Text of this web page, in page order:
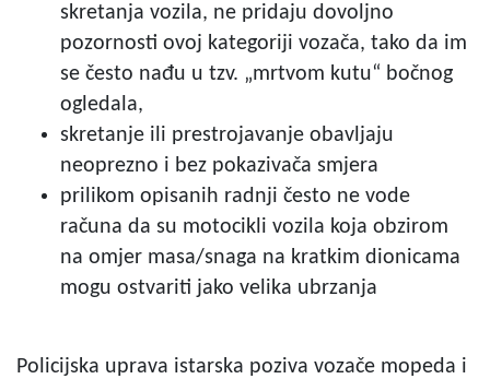
skretanja vozila, ne pridaju dovoljno
pozornosti ovoj kategoriji vozača, tako da im
se često nađu u tzv. „mrtvom kutu“ bočnog
ogledala,
skretanje ili prestrojavanje obavljaju
neoprezno i bez pokazivača smjera
prilikom opisanih radnji često ne vode
računa da su motocikli vozila koja obzirom
na omjer masa/snaga na kratkim dionicama
mogu ostvariti jako velika ubrzanja
Policijska uprava istarska poziva vozače mopeda i